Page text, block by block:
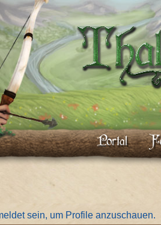
sein, um Profile anzuschauen.